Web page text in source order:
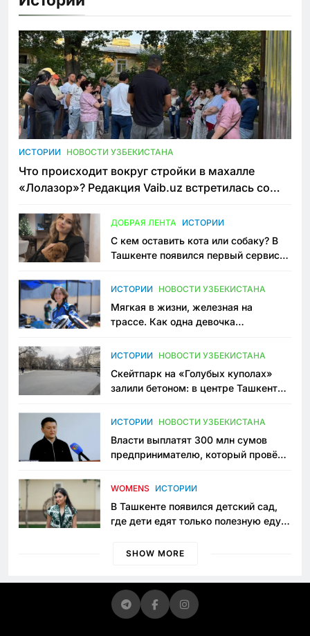
ИСТОРИИ НОВОСТИ УЗБЕКИСТАНА
Что происходит вокруг стройки в махалле
«Лолазор»? Редакция Vaib.uz встретилась со
ДОБРАЯ ЛЕНТА ИСТОРИИ
С кем оставить кота или собаку? В
Ташкенте появился первый сервис
ИСТОРИИ НОВОСТИ УЗБЕКИСТАНА
Мягкая в жизни, железная на
трассе. Как одна девочка
Узбекистане
ИСТОРИИ НОВОСТИ УЗБЕКИСТАНА
Скейтпарк на «Голубых куполах»
залили бетоном: в центре Ташкента
пространство
ИСТОРИИ НОВОСТИ УЗБЕКИСТАНА
Власти выплатят 300 млн сумов
предпринимателю, который провёл
приговору
WOMENS ИСТОРИИ
В Ташкенте появился детский сад,
где дети едят только полезную еду.
просить «кашу без сахара»
SHOW MORE